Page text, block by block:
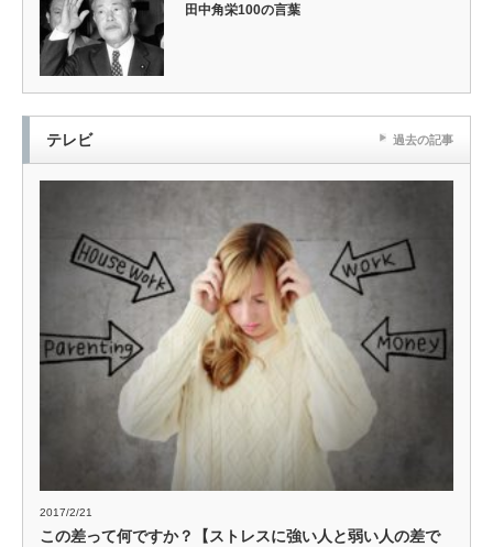
田中角栄100の言葉
テレビ 過去の記事
2017/2/21
この差って何ですか？【ストレスに強い人と弱い人の差で